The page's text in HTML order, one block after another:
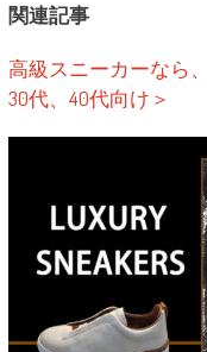
関連記事
高級スニーカーなら
30代、40代向け＞